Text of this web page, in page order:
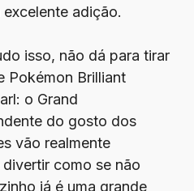
adição.
isso, não dá para tirar
Pokémon Brilliant
o Grand
do gosto dos
vão realmente
como se não
já é uma grande